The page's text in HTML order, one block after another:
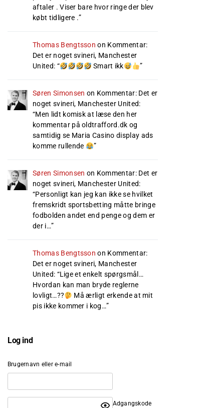
aftaler . Viser bare hvor ringe der blev
købt tidligere .”
Thomas Bengtsson on Kommentar:
Det er noget svineri, Manchester
United: “ Smart ikk ”
Søren Simonsen on Kommentar: Det er
noget svineri, Manchester United:
“Men lidt komisk at læse den her
kommentar på oldtrafford.dk og
samtidig se Maria Casino display ads
komme rullende
”
Søren Simonsen on Kommentar: Det er
noget svineri, Manchester United:
“Personligt kan jeg kan ikke se hvilket
fremskridt sportsbetting måtte bringe
fodbolden andet end penge og dem er
der i…”
Thomas Bengtsson on Kommentar:
Det er noget svineri, Manchester
United: “Lige et enkelt spørgsmål…
Hvordan kan man bryde reglerne
lovligt…??
Må ærligt erkende at mit
pis ikke kommer i kog…”
Log ind
Brugernavn eller e-mail
Adgangskode